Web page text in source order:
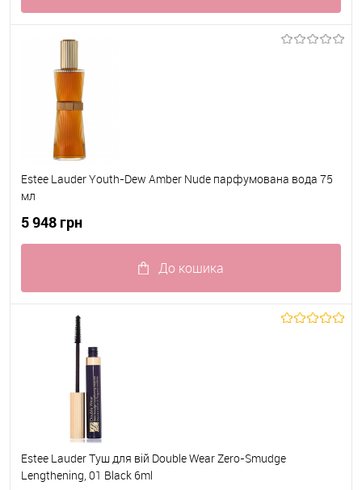
Estee Lauder Youth-Dew Amber Nude парфумована вода 75
мл
5 948 грн
До кошика
Estee Lauder Туш для вій Double Wear Zero-Smudge
Lengthening, 01 Black 6ml